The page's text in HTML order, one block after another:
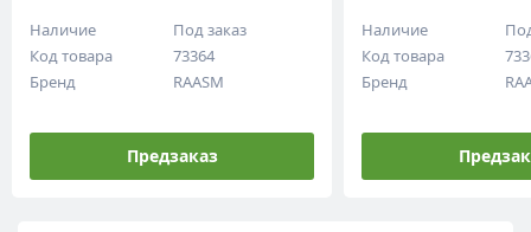
Наличие
Под заказ
Код товара
73364
Бренд
RAASM
Предзаказ
Наличие
Код товара
Бренд